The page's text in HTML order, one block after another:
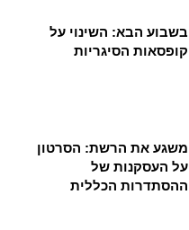
בשבוע הבא: השינוי על
קופסאות הסיגריות
משגע את הרשת: הסרטון
על העסקנות של
ההסתדרות הכללית